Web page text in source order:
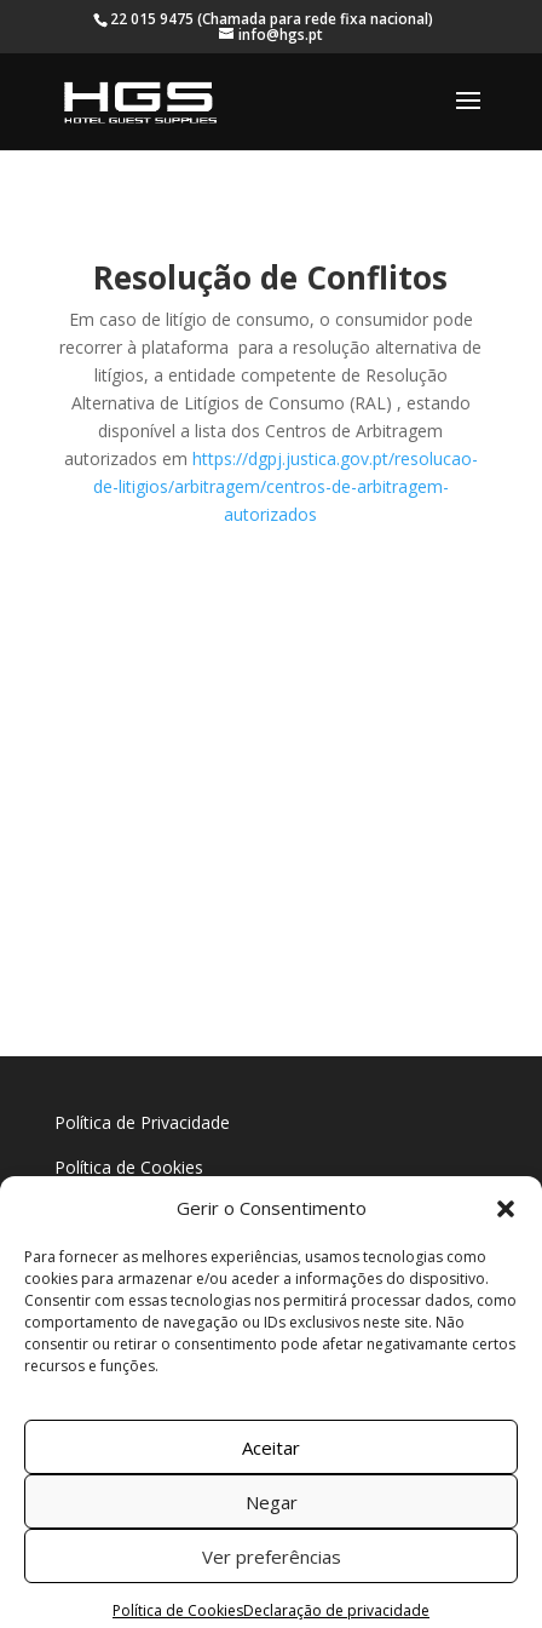
Gerir o Consentimento
Para fornecer as melhores experiências, usamos tecnologias como
cookies para armazenar e/ou aceder a informações do dispositivo.
Consentir com essas tecnologias nos permitirá processar dados, como
comportamento de navegação ou IDs exclusivos neste site. Não
consentir ou retirar o consentimento pode afetar negativamante certos
recursos e funções.
Aceitar
Negar
Ver preferências
Política de CookiesDeclaração de privacidade
22 015 9475 (Chamada para rede fixa nacional)
info@hgs.pt
Resolução de Conflitos
Em caso de litígio de consumo, o consumidor pode
recorrer à plataforma para a resolução alternativa de
litígios, a entidade competente de Resolução
Alternativa de Litígios de Consumo (RAL) , estando
disponível a lista dos Centros de Arbitragem
autorizados em https://dgpj.justica.gov.pt/resolucao-
de-litigios/arbitragem/centros-de-arbitragem-
autorizados
Política de Privacidade
Política de Cookies
Resolução de Conflitos
2021 HGS Hotel Guest Supplies. Todos os direitos
reservados. Desenvolvido porBestsites